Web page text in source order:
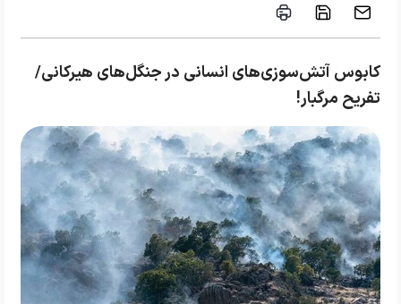
کابوس آتش‌سوزی‌های انسانی در جنگل‌های هیرکانی/
تفریح مرگبار!